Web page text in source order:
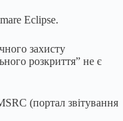
Eclipse.
захисту
розкриття” не є
(портал звітування